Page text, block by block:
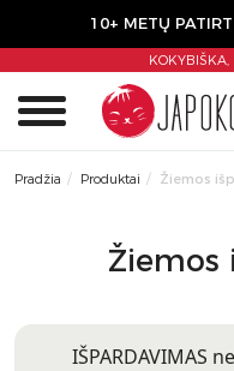
10+ METŲ
KOKYBIŠKA,
Pradžia Produktai Žiemos
Žiemos
IŠPARDAVIMAS